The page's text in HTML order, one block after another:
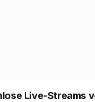
Live-Streams